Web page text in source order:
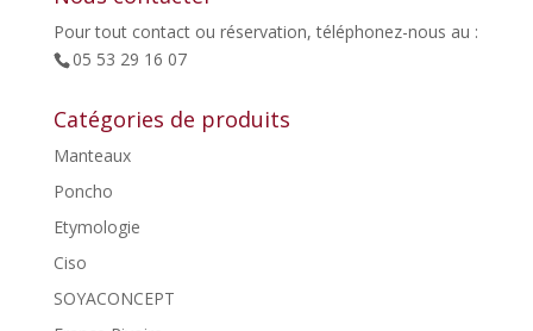
Pour tout contact ou réservation, téléphonez-nous au :
05 53 29 16 07
Catégories de produits
Manteaux
Poncho
Etymologie
Ciso
SOYACONCEPT